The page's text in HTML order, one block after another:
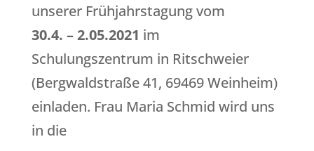
unserer Frühjahrstagung vom
30.4. – 2.05.2021 im
Schulungszentrum in Ritschweier
(Bergwaldstraße 41, 69469 Weinheim)
einladen. Frau Maria Schmid wird uns
in die